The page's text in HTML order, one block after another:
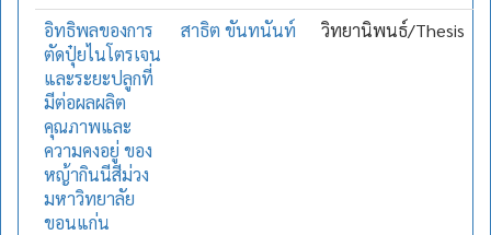
อิทธิพลของการ
ตัดปุ๋ยไนโตรเจน
และระยะปลูกที่
มีต่อผลผลิต
คุณภาพและ
ความคงอยู่ ของ
หญ้ากินนีสีม่วง
มหาวิทยาลัย
ขอนแก่น
สาธิต ขันทนันท์ วิทยานิพนธ์/Thesis